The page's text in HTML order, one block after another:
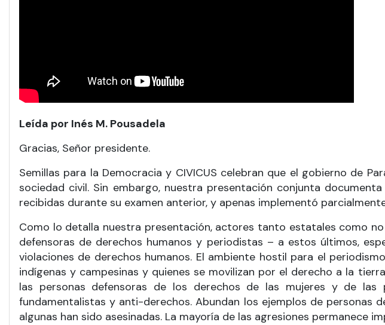
Leída por Inés M. Pousadela
Gracias, Señor presidente.
Semillas para la Democracia y CIVICUS celebran que el gobierno de
sociedad civil. Sin embargo, nuestra presentación conjunta
recibidas durante su examen anterior, y apenas implementó
Como lo detalla nuestra presentación, actores tanto estatales como
defensoras de derechos humanos y periodistas – a estos últimos,
violaciones de derechos humanos. El ambiente hostil para el
indígenas y campesinas y quienes se movilizan por el derecho a la
las personas defensoras de los derechos de las mujeres y de las
fundamentalistas y anti-derechos. Abundan los ejemplos de
algunas han sido asesinadas. La mayoría de las agresiones permanece